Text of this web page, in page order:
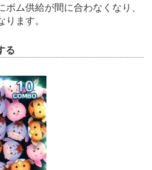
ボム供給が間に合わなくなり、
ます。
る